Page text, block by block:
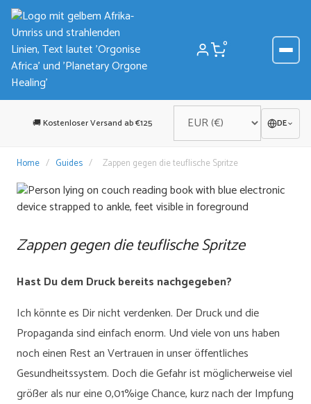
Zum
Inhalt
springen
0
🚚 Kostenloser Versand ab €125 DE
Home / Guides / Zappen gegen die teuflische Spritze
Zappen gegen die teuflische Spritze
Hast Du dem Druck bereits nachgegeben?
Ich könnte es Dir nicht verdenken. Der Druck und die
Propaganda sind einfach enorm. Und viele von uns haben
noch einen Rest an Vertrauen in unser öffentliches
Gesundheitssystem. Doch die Gefahr ist möglicherweise viel
größer als nur eine 0,01%ige Chance, kurz nach der Impfung